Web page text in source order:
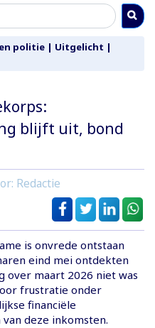
politie | Uitgelicht |
blijft uit, bond
Redactie
is onvrede ontstaan
eind mei ontdekten
over maart 2026 niet was
frustratie onder
financiële
deze inkomsten.